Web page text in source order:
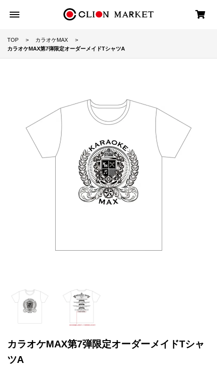
TOP
カラオケMAX
カラオケMAX第7弾限定オーダーメイドTシャツA
カラオケMAX第7弾限定オーダーメイドTシャ
ツA